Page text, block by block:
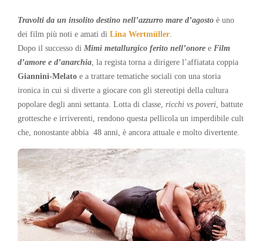
Travolti da un insolito destino nell’azzurro mare d’agosto è uno
dei film più noti e amati di Lina Wertmüller.
Dopo il successo di Mimì metallurgico ferito nell’onore e Film
d’amore e d’anarchia, la regista torna a dirigere l’affiatata coppia
Giannini-Melato e a trattare tematiche sociali con una storia
ironica in cui si diverte a giocare con gli stereotipi della cultura
popolare degli anni settanta. Lotta di classe, ricchi vs poveri, battute
grottesche e irriverenti, rendono questa pellicola un imperdibile cult
che, nonostante abbia 48 anni, è ancora attuale e molto divertente.